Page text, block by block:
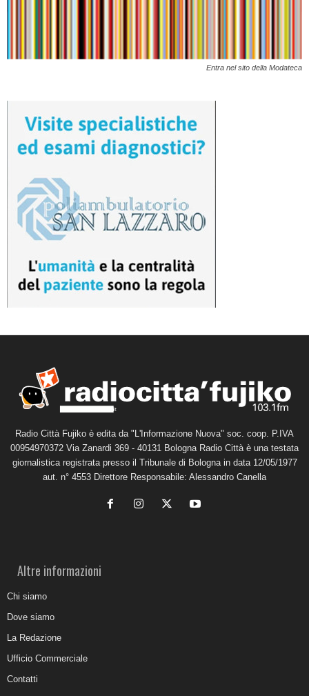
Entra nel sito della Modateca
Radio Città Fujiko è edita da "L'Informazione Nuova" soc. coop. P.IVA
00954970372 Via Zanardi 369 - 40131 Bologna Radio Città è una testata
giornalistica registrata presso il Tribunale di Bologna in data 12/05/1977
aut. n° 4553 Direttore Responsabile: Alessandro Canella
Altre informazioni
Chi siamo
Dove siamo
La Redazione
Ufficio Commerciale
Contatti